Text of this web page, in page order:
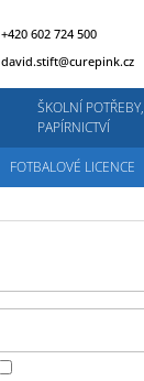
+420 602 724 500
david.stift@curepink.cz
ŠKOLNÍ POTŘEBY,
PAPÍRNICTVÍ
FOTBALOVÉ LICENCE